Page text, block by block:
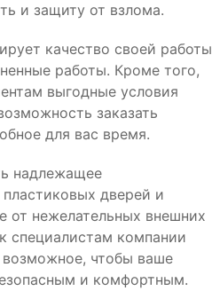
и защиту от взлома.
качество своей работы
работы. Кроме того,
выгодные условия
заказать
для вас время.
надлежащее
дверей и
от нежелательных внешних
специалистам компании
чтобы ваше
и комфортным.